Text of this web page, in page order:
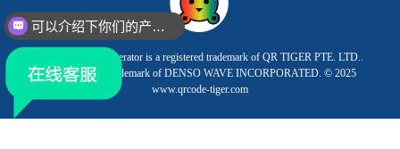
This QR Code Generator is a registered trademark of QR TIGER PTE. LTD..
'QR Code' is a trademark of DENSO WAVE INCORPORATED. © 2025
www.qrcode-tiger.com